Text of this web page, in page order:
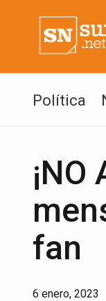
Política
fan
6 enero, 2023